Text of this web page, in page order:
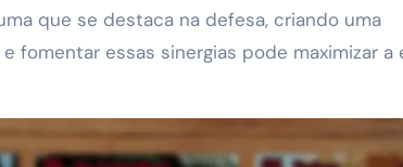
que se destaca na defesa, criando uma
fomentar essas sinergias pode maximizar a